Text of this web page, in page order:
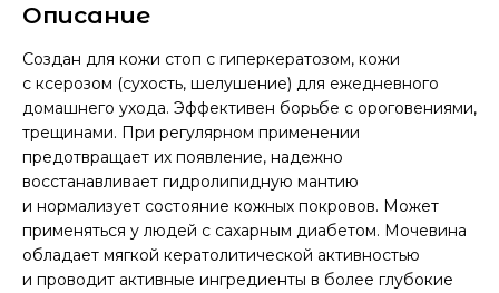
Описание
Создан для кожи стоп с гиперкератозом, кожи
с ксерозом (сухость, шелушение) для ежедневного
домашнего ухода. Эффективен борьбе с ороговениями,
трещинами. При регулярном применении
предотвращает их появление, надежно
восстанавливает гидролипидную мантию
и нормализует состояние кожных покровов. Может
применяться у людей с сахарным диабетом. Мочевина
обладает мягкой кератолитической активностью
и проводит активные ингредиенты в более глубокие